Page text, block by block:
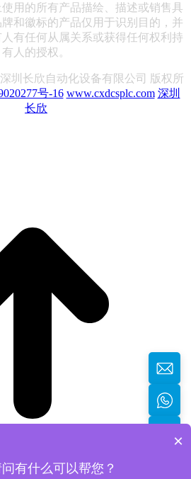
用的所有产品描绘、描述或销售具
和徽标的产品仅用于识别目的，并
有任何从属关系或获得任何权利持
有人的授权。
圳长欣自动化设备有限公司 版权所
号-16 www.cxdcsplc.com 深圳
长欣
×
有什么可以帮您？